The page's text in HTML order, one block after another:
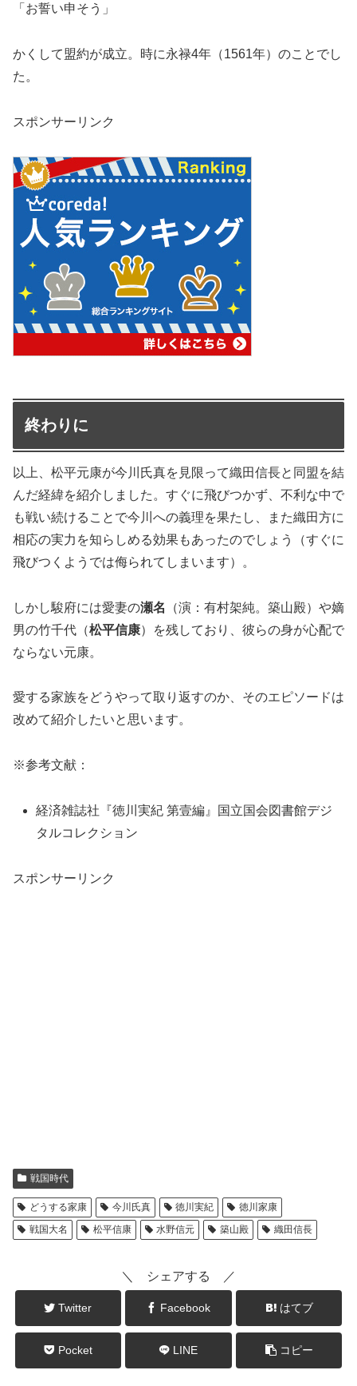
「お誓い申そう」
かくして盟約が成立。時に永禄4年（1561年）のことでし
た。
スポンサーリンク
終わりに
以上、松平元康が今川氏真を見限って織田信長と同盟を結
んだ経緯を紹介しました。すぐに飛びつかず、不利な中で
も戦い続けることで今川への義理を果たし、また織田方に
相応の実力を知らしめる効果もあったのでしょう（すぐに
飛びつくようでは侮られてしまいます）。
しかし駿府には愛妻の瀬名
（演：有村架純。築山殿）や嫡
男の竹千代（松平信康）を残しており、彼らの身が心配で
ならない元康。
愛する家族をどうやって取り返すのか、そのエピソードは
改めて紹介したいと思います。
※参考文献：
経済雑誌社『徳川実紀 第壹編』国立国会図書館デジ
タルコレクション
スポンサーリンク
戦国時代
どうする家康 今川氏真 徳川実紀
徳川家康
戦国大名
松平信康 水野信元 築山殿 織田信長
＼ シェアする ／
Twitter Facebook はてブ
Pocket LINE コピー